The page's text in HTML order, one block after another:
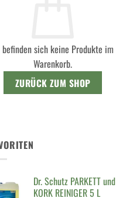
befinden sich keine Produkte im
Warenkorb.
ZURÜCK ZUM SHOP
Dr. Schutz PARKETT und
KORK REINIGER 5 L